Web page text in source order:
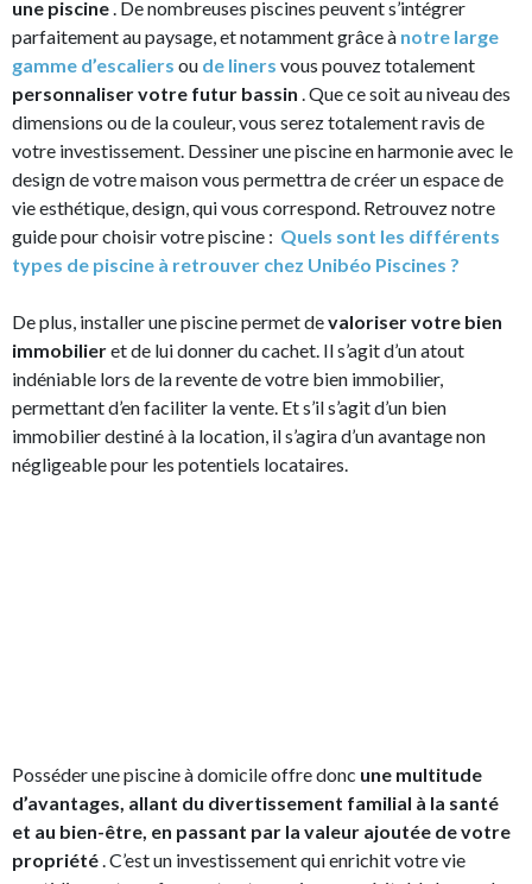
une piscine. De nombreuses piscines peuvent s’intégrer
parfaitement au paysage, et notamment grâce à notre large
gamme d’escaliers ou de liners vous pouvez totalement
personnaliser votre futur bassin . Que ce soit au niveau des
dimensions ou de la couleur, vous serez totalement ravis de
votre investissement. Dessiner une piscine en harmonie avec le
design de votre maison vous permettra de créer un espace de
vie esthétique, design, qui vous correspond. Retrouvez notre
guide pour choisir votre piscine : Quels sont les différents
types de piscine à retrouver chez Unibéo Piscines ?
De plus, installer une piscine permet devaloriser votre bien
immobilieret de lui donner du cachet. Il s’agit d’un atout
indéniable lors de la revente de votre bien immobilier,
permettant d’en faciliter la vente. Et s’il s’agit d’un bien
immobilier destiné à la location, il s’agira d’un avantage non
négligeable pour les potentiels locataires.
Posséder une piscine à domicile offre donc une multitude
d’avantages, allant du divertissement familial à la santé
et au bien-être, en passant par la valeur ajoutée de votre
propriété. C’est un investissement qui enrichit votre vie